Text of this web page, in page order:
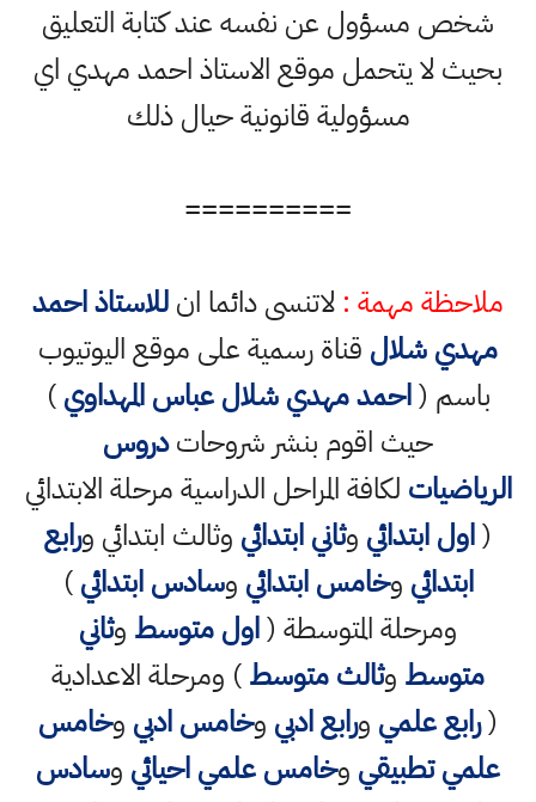
شخص مسؤول عن نفسه عند كتابة التعليق
بحيث لا يتحمل موقع الاستاذ احمد مهدي اي
مسؤولية قانونية حيال ذلك
==========
ملاحظة مهمة : لاتنسى دائما انللاستاذ احمد
مهدي شلال قناة رسمية على موقع اليوتيوب
باسم (احمد مهدي شلال عباس المهداوي)
حيث اقوم بنشر شروحاتدروس
الرياضيات لكافة المراحل الدراسية مرحلة الابتدائي
(اول ابتدائي وثاني ابتدائي وثالث ابتدائي ورابع
ابتدائي وخامس ابتدائي وسادس ابتدائي)
ومرحلة المتوسطة (اول متوسط وثاني
متوسط وثالث متوسط) ومرحلة الاعدادية
(رابع علمي ورابع ادبي وخامس ادبي وخامس
علمي تطبيقي وخامس علمي احيائي وسادس